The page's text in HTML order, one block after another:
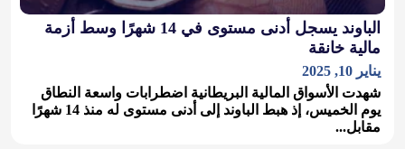
الباوند يسجل أدنى مستوى في 14 شهرًا وسط أزمة
مالية خانقة
يناير 10, 2025
شهدت الأسواق المالية البريطانية اضطرابات واسعة النطاق
يوم الخميس، إذ هبط الباوند إلى أدنى مستوى له منذ 14 شهرًا
مقابل...